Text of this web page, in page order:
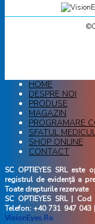
HOME
DESPRE NOI
PRODUSE
MAGAZIN
PROGRAMARE
SFATUL
SHOP ONLINE
CONTACT
SC OPTIEYES SRL
registrul de evidență a
Toate drepturile rezervate
SC OPTIEYES SRL |
Telefon: +40 731 947
VisionEyes.Ro